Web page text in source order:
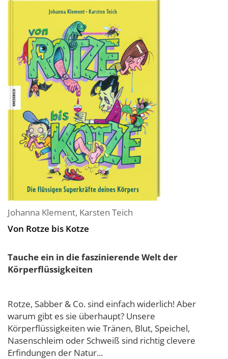
Johanna Klement, Karsten Teich
Von Rotze bis Kotze
Tauche ein in die faszinierende Welt der
Körperflüssigkeiten
Rotze, Sabber & Co. sind einfach widerlich! Aber
warum gibt es sie überhaupt? Unsere
Körperflüssigkeiten wie Tränen, Blut, Speichel,
Nasenschleim oder Schweiß sind richtig clevere
Erfindungen der Natur...